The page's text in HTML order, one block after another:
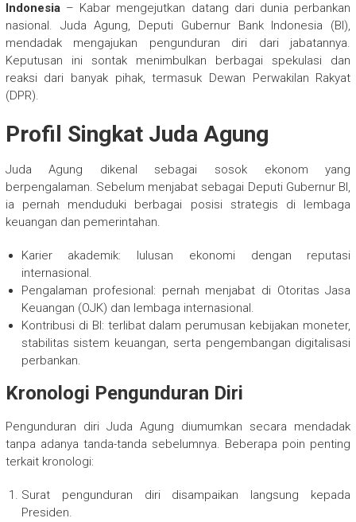
Indonesia– Kabar mengejutkan datang dari dunia perbankan
nasional. Juda Agung, Deputi Gubernur Bank Indonesia (BI),
mendadak mengajukan pengunduran diri dari jabatannya.
Keputusan ini sontak menimbulkan berbagai spekulasi dan
reaksi dari banyak pihak, termasuk Dewan Perwakilan Rakyat
(DPR).
Profil Singkat Juda Agung
Juda Agung dikenal sebagai sosok ekonom yang
berpengalaman. Sebelum menjabat sebagai Deputi Gubernur BI,
ia pernah menduduki berbagai posisi strategis di lembaga
keuangan dan pemerintahan.
Karier akademik: lulusan ekonomi dengan reputasi
internasional.
Pengalaman profesional: pernah menjabat di Otoritas Jasa
Keuangan (OJK) dan lembaga internasional.
Kontribusi di BI: terlibat dalam perumusan kebijakan moneter,
stabilitas sistem keuangan, serta pengembangan digitalisasi
perbankan.
Kronologi Pengunduran Diri
Pengunduran diri Juda Agung diumumkan secara mendadak
tanpa adanya tanda-tanda sebelumnya. Beberapa poin penting
terkait kronologi:
Surat pengunduran diri disampaikan langsung kepada
Presiden.